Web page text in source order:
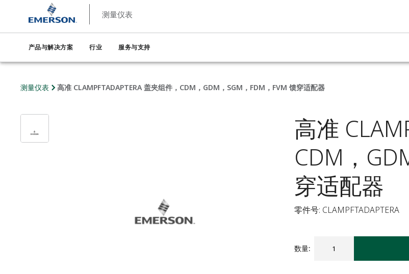
测量仪表
产品与解决方案 行业 服务与支持
测量仪表 高准 CLAMPFTADAPTERA 盖夹组件，CDM，GDM，SGM，FDM，FVM 馈穿适配器
高准
CDM，
穿适配器
零件号: CLAMPFTADAPTERA
数量: